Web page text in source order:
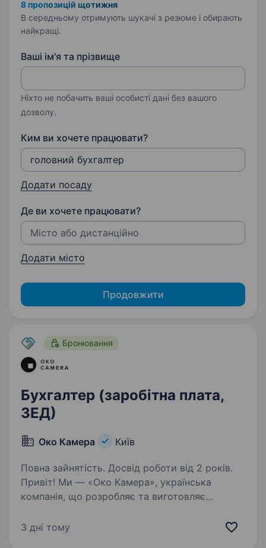
8 пропозицій щотижня
В середньому отримують шукачі з резюме і обирають
найкращі.
Ваші ім'я та прізвище
Ніхто не побачить ваші особисті дані без вашого
дозволу.
Ким ви хочете працювати?
Додати посаду
Де ви хочете працювати?
Додати місто
Продовжити
Бронювання
Бухгалтер (заробітна плата,
ЗЕД)
Око Камера Київ
Повна зайнятість. Досвід роботи від 2 років.
Привіт! Ми — «Око Камера», українська
компанія, що розробляє та виготовляє
зокрема БпЛА, НРК, навігаційних систем,
3 дні тому